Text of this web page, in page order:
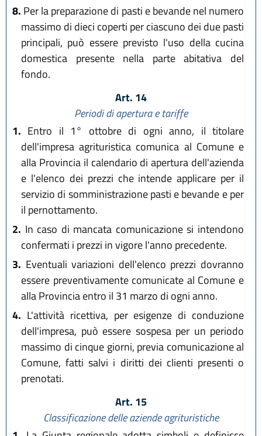
8. Per la preparazione di pasti e bevande nel numero
massimo di dieci coperti per ciascuno dei due pasti
principali, può essere previsto l'uso della cucina
domestica presente nella parte abitativa del
fondo.
Art. 14
Periodi di apertura e tariffe
1. Entro il 1° ottobre di ogni anno, il titolare
dell'impresa agrituristica comunica al Comune e
alla Provincia il calendario di apertura dell'azienda
e l'elenco dei prezzi che intende applicare per il
servizio di somministrazione pasti e bevande e per
il pernottamento.
2. In caso di mancata comunicazione si intendono
confermati i prezzi in vigore l'anno precedente.
3. Eventuali variazioni dell'elenco prezzi dovranno
essere preventivamente comunicate al Comune e
alla Provincia entro il 31 marzo di ogni anno.
4. L'attività ricettiva, per esigenze di conduzione
dell'impresa, può essere sospesa per un periodo
massimo di cinque giorni, previa comunicazione al
Comune, fatti salvi i diritti dei clienti presenti o
prenotati.
Art. 15
Classificazione delle aziende agrituristiche